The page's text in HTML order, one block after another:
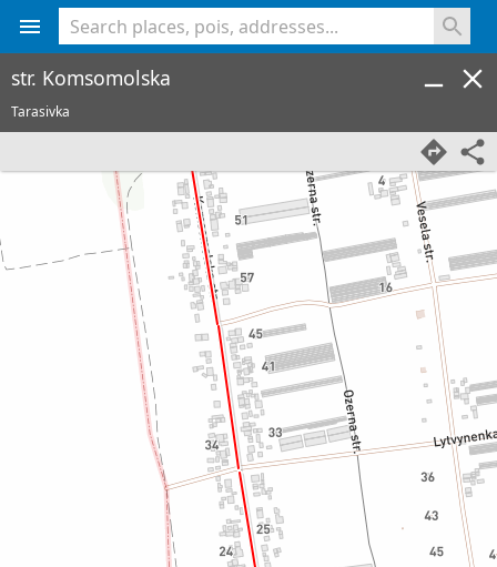
str. Komsomolska
Tarasivka
<% console.log(hcard) %>